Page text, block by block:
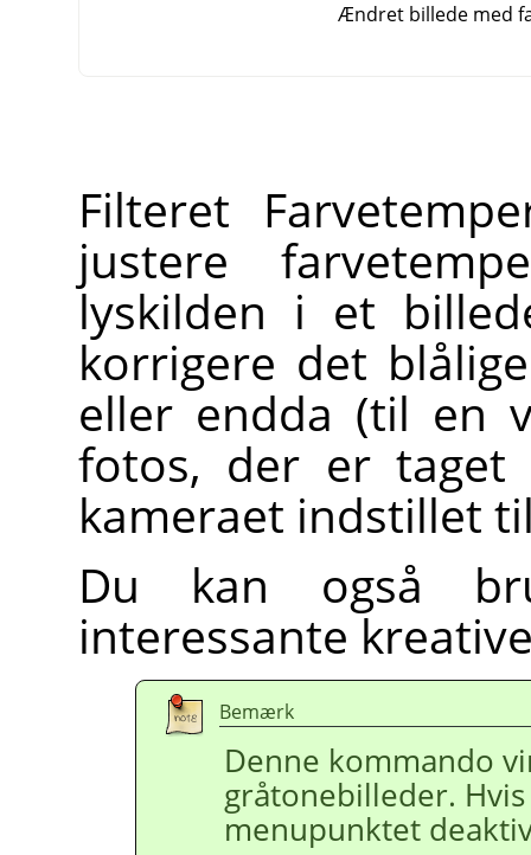
Ændret billede med
Filteret
justere
lyskilden i et
korrigere det
eller endda (til en
fotos, der er taget
kameraet indstillet
Du kan også
interessante
Bemærk
Denne kommando
gråtonebilleder.
menupunktet